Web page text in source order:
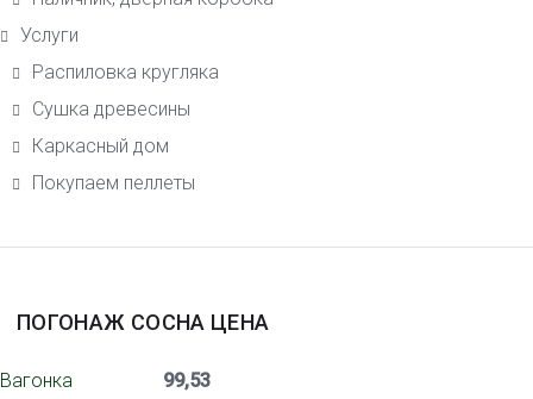
Услуги
Распиловка кругляка
Сушка древесины
Каркасный дом
Покупаем пеллеты
ПОГОНАЖ СОСНА ЦЕНА
Вагонка
99,53